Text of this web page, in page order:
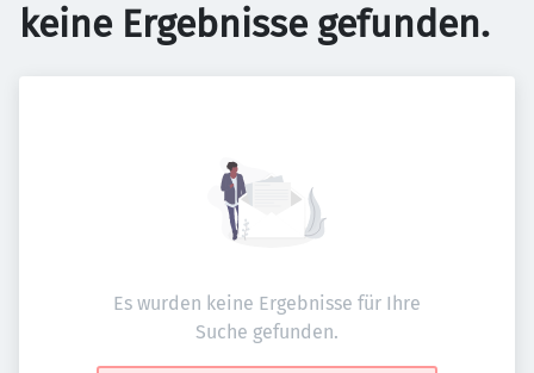
keine Ergebnisse gefunden.
Es wurden keine Ergebnisse für Ihre
Suche gefunden.